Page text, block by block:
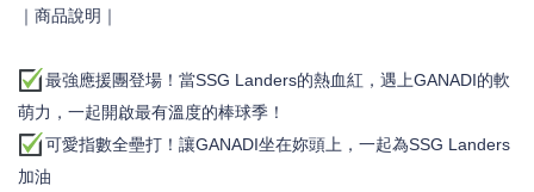
｜商品說明 ｜
最強應援團登場！當SSG Landers的熱血紅，遇上GANADI的軟
萌力，一起開啟最有溫度的棒球季！
可愛指數全壘打！讓GANADI坐在妳頭上，一起為SSG Landers
加油